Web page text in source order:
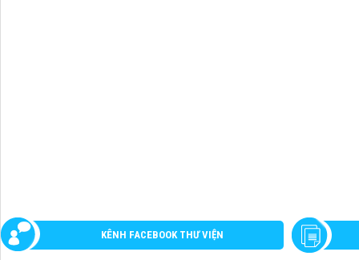
KÊNH FACEBOOK THƯ VIỆN